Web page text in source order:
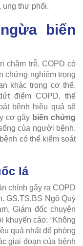
ung thư phổi.
biến
chậm trễ, COPD có
chứng nghiêm trọng
khác trong cơ thể.
điểm COPD, thế
bệnh hiệu quả sẽ
cơ gây biến chứng
của người bệnh.
có thể kiểm soát
lá
chính gây ra COPD
GS.TS.BS Ngô Quý
Giám đốc chuyên
khuyến cáo: “Không
quả nhất để phòng
giai đoạn của bệnh